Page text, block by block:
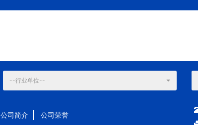
--行业单位--
公司简介
公司荣誉